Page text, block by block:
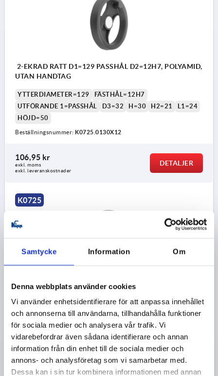
Samtycke Information Om
Denna webbplats använder cookies
Vi använder enhetsidentifierare för att anpassa innehållet
och annonserna till användarna, tillhandahålla funktioner
för sociala medier och analysera vår trafik. Vi
vidarebefordrar även sådana identifierare och annan
information från din enhet till de sociala medier och
annons- och analysföretag som vi samarbetar med.
Dessa kan i sin tur kombinera informationen med annan
2-EKRAD RATT D1=129 PASSHÅL D2=12H7, POLYAMID,
UTAN HANDTAG
YTTERDIAMETER=129
FÄSTHÅL=12H7
UTFÖRANDE 1=PASSHÅL
D3=32 H=30 H2=21
L1=24
HÖJD=50
Beställningsnummer: K0725.0130X12
106,95 kr
exkl. moms
exkl. leveranskostnader
DETALJER
K0725
UTAN HANDTAG
YTTERDIAMETER=129
FÄSTHÅL=14H7
UTFÖRANDE 1=PASSHÅL
D3=32 H=30 H2=21
HÖJD=50
Beställningsnummer:K0725.0130X14
106,95 kr